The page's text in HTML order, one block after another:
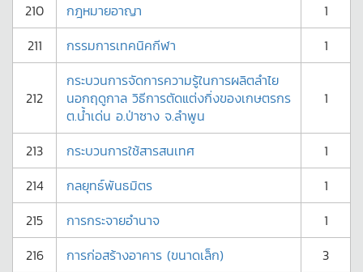
210
กฎหมายอาญา
1
211
กรรมการเทคนิคกีฬา 1
212
กระบวนการจัดการความรู้ในการผลิตลำไย
นอกฤดูกาล วิธีการตัดแต่งกิ่งของเกษตรกร
ต.น้ำเด่น อ.ป่าซาง จ.ลำพูน
1
213 กระบวนการใช้สารสนเทศ
1
214
กลยุทธ์พันธมิตร
1
215
การกระจายอำนาจ
1
216
การก่อสร้างอาคาร (ขนาดเล็ก) 3